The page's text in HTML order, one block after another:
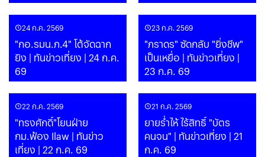
24 ก.ค. 2569
"กอ.รมน.ภ.4" โต้จัดฉาก
ยิง | ทันข่าวเที่ยง | 24 ก.ค.
69
23 ก.ค. 2569
"ภราดร" ซัดกลับ "ยิ่งชีพ"
เป็นเหยื่อ | ทันข่าวเที่ยง |
23 ก.ค. 69
22 ก.ค. 2569
"ทรงศักดิ์"โยนฝ่าย
กม.ฟ้อง Ilaw | ทันข่าว
เที่ยง | 22 ก.ค. 69
21 ก.ค. 2569
ยายร่ำไห้ ไร้สิทธิ์ "บัตร
คนจน" | ทันข่าวเที่ยง | 21
ก.ค. 69